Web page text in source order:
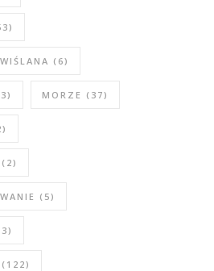
(6)
MORZE (37)
(2)
(5)
(122)